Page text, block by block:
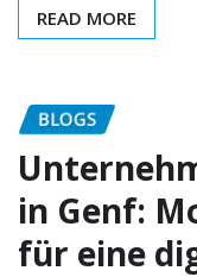
READ MORE
BLOGS
in Genf:
für eine